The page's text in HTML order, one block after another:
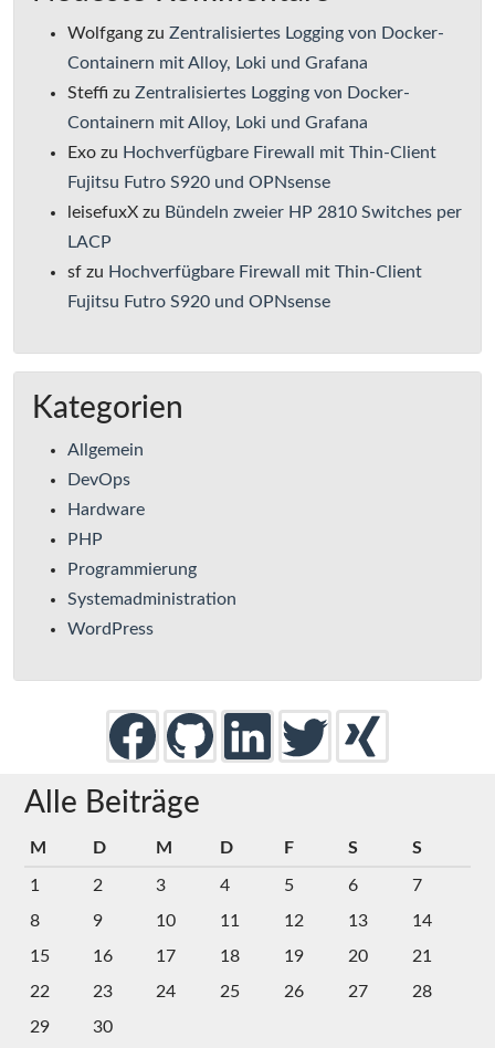
Wolfgang zu Zentralisiertes Logging von Docker-
Containern mit Alloy, Loki und Grafana
Steffi zu Zentralisiertes Logging von Docker-
Containern mit Alloy, Loki und Grafana
Exo zu Hochverfügbare Firewall mit Thin-Client
Fujitsu Futro S920 und OPNsense
leisefuxX zu Bündeln zweier HP 2810 Switches per
LACP
sf zu Hochverfügbare Firewall mit Thin-Client
Fujitsu Futro S920 und OPNsense
Kategorien
Allgemein
DevOps
Hardware
PHP
Programmierung
Systemadministration
WordPress
Alle Beiträge
M D M D F S S
1 2 3 4 5 6
7
8
9 10 11 12 13
14
15
16 17 18 19 20
21
22
23 24 25 26 27
28
29
30